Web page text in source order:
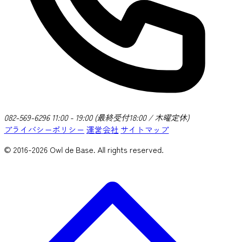
082-569-629611:00 - 19:00 (最終受付18:00 / 木曜定休)
プライバシーポリシー 運営会社 サイトマップ
© 2016-2026 Owl de Base. All rights reserved.